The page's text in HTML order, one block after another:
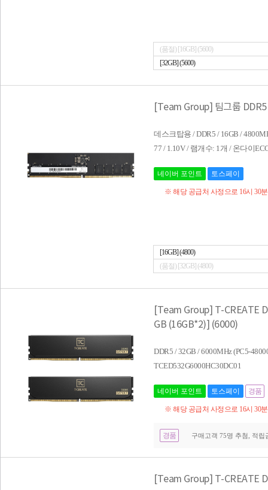
(품절) [16GB] (5600)
[32GB] (5600)
[Team Group] 팀그룹
데스크탑용 / DDR5 / 16GB /
77 / 1.10V / 램개수: 1개 / 온다이
네이버 포인트 토스페이
※ 해당 공급처 사정으로 16시 30
[16GB] (4800)
(품절) [32GB] (4800)
[Team Group] T-CREATE
GB (16GB*2)] (6000)
DDR5 / 32GB / 6000MHz (PC5-
TCED532G6000HC30DC01
네이버 포인트 토스페이 경품
※ 해당 공급처 사정으로 16시 30
경품 구매고객 75명 추첨, 적립
[Team Group] T-CREATE